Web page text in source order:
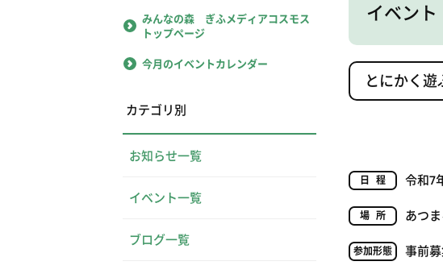
イベント
とにかく
日程 令和7
場所 あつ
参加形態 事前
みんなの森 ぎふメディアコスモス
トップページ
今月のイベントカレンダー
カテゴリ別
お知らせ一覧
イベント一覧
ブログ一覧